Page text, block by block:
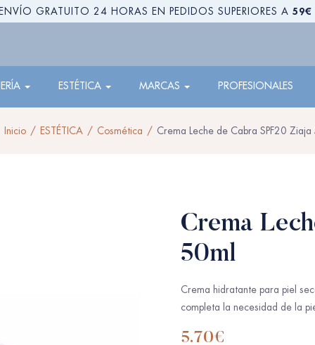
GRATUITO 24 HORAS EN PEDIDOS SUPERIORES A 59€
ESTÉTICA MARCAS PROFESIONALES
Inicio ESTÉTICA Cosmética Crema Leche de Cabra SPF20 Ziaja
Crema
50ml
Crema hidratante para piel
completa la necesidad de la
5.70€